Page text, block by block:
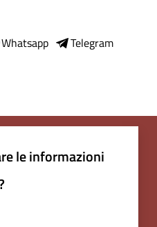
Whatsapp
Telegram
le informazioni